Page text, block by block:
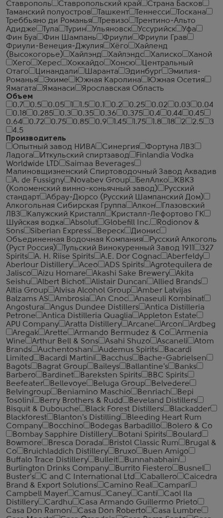
Ставрополь
Ставропольский край
Страна Басков
Таманский полуостров
Ташкент Теннесси
Тоскана
Треббьяно ди Романья
Тревизо
Трентино-Альто
Адидже
Тула Турин Ульяновск Уссурийск
Уфа
Фин Буа
Фин Шампань Фриули
Фриули Грав
Фриули-Венеция-Джулия
Хёго
Хайленд
(Высокогорье)
Хайлэнд Хайлэндс Халиско
Ханой
Хего
Херес Хоккайдо Хонсю
Центральный
Отаго
Цинандали Шаранта Эдинбург
Эмилия-
Романья
Эхиме Южная Каролина
Южная Осетия
Ямагата
Яманаси
Ярославская Область
Объем
0.7
0.5 0.05 1.5 0.1 0.2 0.25 0.02 0.03
0.04
0.18
0.285 0.3 0.35 0.36 0.375 0.4 0.44
0.45
0.64
0.72 0.75 0.85 0.9 1.45 1.75 1.8 18 2 2.5
3
4.5
Производитель
Опытный завод НИВА
Синергия
Фортуна ЛВЗ
Ладога
Иткульский спиртзавод
Finlandia Vodka
Worldwide LTD
Saimaa Beverages
Малиновщизненский Спиртоводочный Завод Аквадив
A. de Fussigny
Novabev Group БелАлко
КВКЗ
(Коломенский винно-коньячный завод)
Русский
стандарт
Абрау-Дюрсо (Русский Шампанский Дом)
Алкогольная Сибирская Группа
Алкон
Глазовский
ЛВЗ
Калужский Кристалл
Кристалл-Лефортово ГК
Шуйская водка
Absolut Globefill Inc.
Rodionov &
Sons
Siberian Express Вереск
Дионис
Объединенная Водочная Компания
Русский Алкоголь
(Руст Россия)
Тульский Винокуренный Завод 1911
327
Spirits
A. H. Riise Spirits A.E. Dor Cognac
Aberfeldy
Aberlour Distillery
Aceo ADS Spirits
Agrotequilera de
Jalisco
Aizu Homare Akashi Sake Brewery
Akita
Seishu
Albert Bichot Alistair Duncan
Allied Brands
Altia Group
Alvisa Alcohol Group
Amber Latvijas
Balzams AS
Ambrosia An Cnoc
Anaseuli Kombinat
Angostura
Angus Dundee Distillers
Antica Distilleria
Petrone
Antica Distilleria Quaglia
Appleton Estate
APU Company
Aratta Distillery Arcane Arcon
Ardbeg
Aregak
Arette Armando Bermudez & Co
Armenia
Wine
Arthur Bell & Sons Asahi Shuzo Ascaneli
Atom
Brands
Auchentoshan Audemus Spirits
Bacardi
Limited
Bacardi Martini Bacchus
Bache-Gabrielsen
Bagots
Bagrat Group Baileys Ballantine's
Banks
Barbero
Bardinet Bareksten Spirits
BBC Spirits
Beefeater
Bellevoye Beluga Group
Belvedere
Belvingroup
Beniamino Maschio Benriach
Bepi
Tosolini
Berry Brothers & Rudd
Beveland Distillers
Bisquit & Dubouche
Black Forest Distillers
Blackadder
Blackforest
Blanton's Distilling
Bleeding Heart Rum
Company
Bocchino Bodegas Barbadillo
Bolero & Co
Bombay Sapphire Distillery
Botani Spirits
Boulard
Bowmore
Bresca Dorada Bristol Classic Rum
Brugal &
Co
Bruichladdich Distillery Bruxo
Buen Amigo
Buffalo Trace Distillery
Bulleit
Bunnahabhain
Burlington Drinks Company
Burrito Fiestero
Busnel
Buster's
C and C International Ltd Caballero
Caicedra
Brand & Export Solutions
Camino Real
Campari
Campbell Mayer
Camus Caney Canti
Caol Ila
Distillery
Cardhu
Casa Armando Guillermo Prieto
Casa Don Ramon
Casa Don Roberto
Casa Lumbre